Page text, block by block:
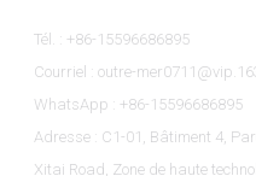
Tél. : +86-15596686895
Courriel : outre-
WhatsApp : +86-15596686895
Adresse : C1-01, Bâtiment 4,
Xitai Road, Zone de haute